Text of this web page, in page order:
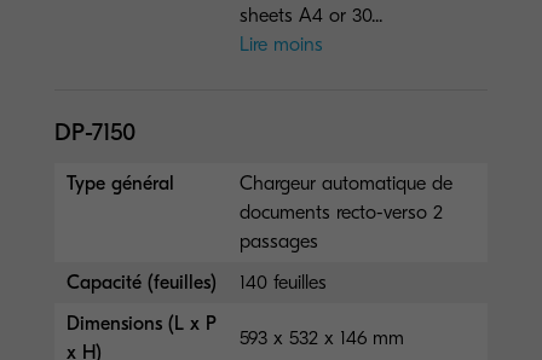
sheets A4 or 30...
Lire moins
DP-7150
Type général
Chargeur automatique de
documents recto-verso 2
passages
Capacité (feuilles)
140 feuilles
Dimensions (L x P
x H)
593 x 532 x 146 mm